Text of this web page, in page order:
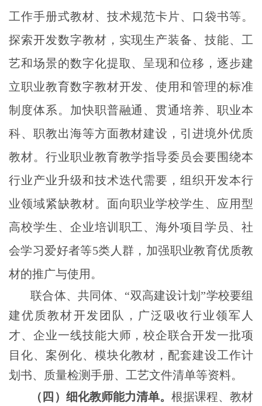
工作手册式教材、技术规范卡片、口袋书等。
探索开发数字教材，实现生产装备、技能、工
艺和场景的数字化提取、呈现和位移，逐步建
立职业教育数字教材开发、使用和管理的标准
制度体系。加快职普融通、贯通培养、职业本
科、职教出海等方面教材建设，引进境外优质
教材。行业职业教育教学指导委员会要围绕本
行业产业升级和技术迭代需要，组织开发本行
业领域紧缺教材。面向职业学校学生、应用型
高校学生、企业培训职工、海外项目学员、社
会学习爱好者等5类人群，加强职业教育优质教
材的推广与使用。
联合体、共同体、“双高建设计划”学校要组
建优质教材开发团队，广泛吸收行业领军人
才、企业一线技能大师，校企联合开发一批项
目化、案例化、模块化教材，配套建设工作计
划书、质量检测手册、工艺文件清单等资料。
（四）细化教师能力清单。 根据课程、教材